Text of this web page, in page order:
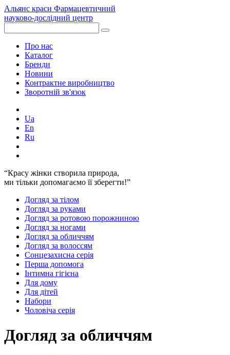
Альянс краси Фармацевтичний
науково-дослідний центр
Про нас
Каталог
Бренди
Новини
Контрактне виробництво
Зворотній зв'язок
Ua
En
Ru
“Красу жінки створила природа,
ми тільки допомагаємо її зберегти!”
Догляд за тілом
Догляд за руками
Догляд за ротовою порожниною
Догляд за ногами
Догляд за обличчям
Догляд за волоссям
Сонцезахисна серія
Перша допомога
Інтимна гігієна
Для дому
Для дітей
Набори
Чоловіча серія
Догляд за обличчям